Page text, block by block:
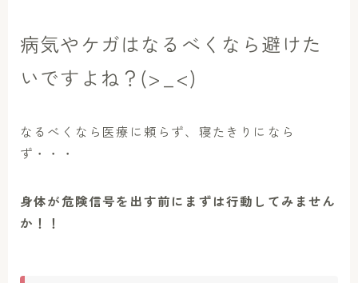
病気やケガはなるべくなら避けた
いですよね？(>_<)
なるべくなら医療に頼らず、寝たきりになら
ず・・・
身体が危険信号を出す前にまずは行動してみません
か！！